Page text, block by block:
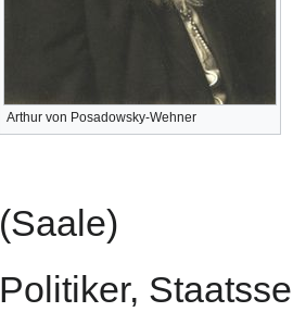
Arthur von Posadowsky-Wehner
(Saale)
Politiker,